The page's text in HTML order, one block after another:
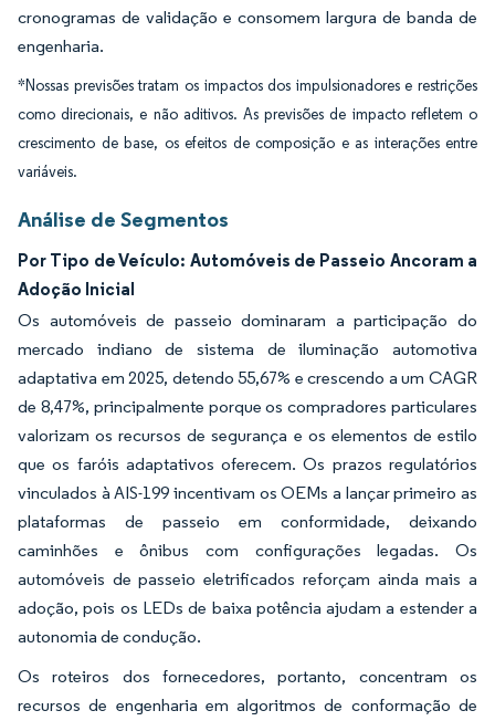
cronogramas de validação e consomem largura de banda de
engenharia.
*Nossas previsões tratam os impactos dos impulsionadores e restrições
como direcionais, e não aditivos. As previsões de impacto refletem o
crescimento de base, os efeitos de composição e as interações entre
variáveis.
Análise de Segmentos
Por Tipo de Veículo: Automóveis de Passeio Ancoram a
Adoção Inicial
Os automóveis de passeio dominaram a participação do
mercado indiano de sistema de iluminação automotiva
adaptativa em 2025, detendo 55,67% e crescendo a um CAGR
de 8,47%, principalmente porque os compradores particulares
valorizam os recursos de segurança e os elementos de estilo
que os faróis adaptativos oferecem. Os prazos regulatórios
vinculados à AIS-199 incentivam os OEMs a lançar primeiro as
plataformas de passeio em conformidade, deixando
caminhões e ônibus com configurações legadas. Os
automóveis de passeio eletrificados reforçam ainda mais a
adoção, pois os LEDs de baixa potência ajudam a estender a
autonomia de condução.
Os roteiros dos fornecedores, portanto, concentram os
recursos de engenharia em algoritmos de conformação de